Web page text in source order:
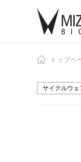
トップペ
サイクルウェ